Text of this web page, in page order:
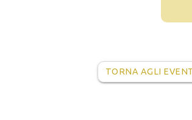
TORNA AGLI